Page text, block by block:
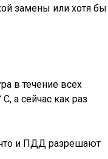
замены или хотя бы
в течение всех
а сейчас как раз
и ПДД разрешают